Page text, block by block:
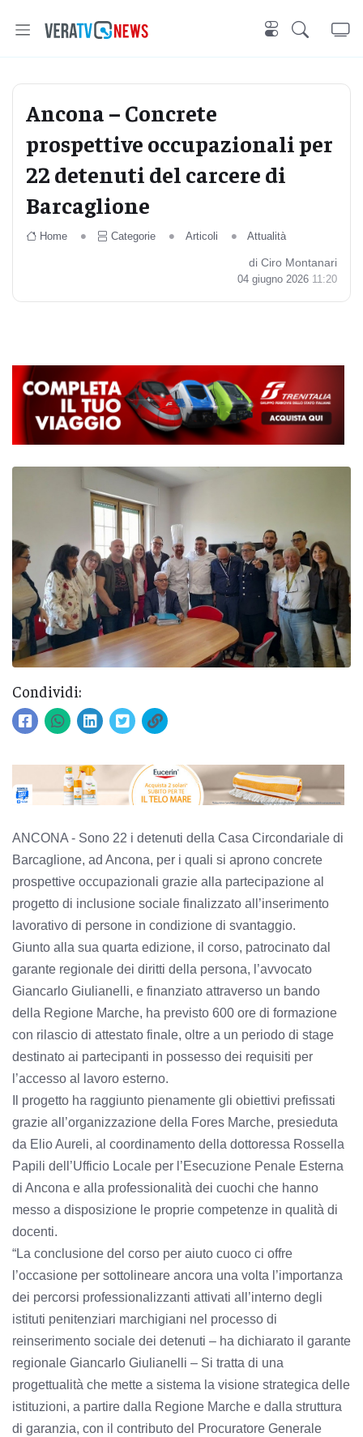
Ancona – Concrete
prospettive occupazionali per
22 detenuti del carcere di
Barcaglione
Home Categorie Articoli Attualità
di Ciro Montanari
04 giugno 2026 11:20
Condividi:
ANCONA - Sono 22 i detenuti della Casa Circondariale di
Barcaglione, ad Ancona, per i quali si aprono concrete
prospettive occupazionali grazie alla partecipazione al
progetto di inclusione sociale finalizzato all’inserimento
lavorativo di persone in condizione di svantaggio.
Giunto alla sua quarta edizione, il corso, patrocinato dal
garante regionale dei diritti della persona, l’avvocato
Giancarlo Giulianelli, e finanziato attraverso un bando
della Regione Marche, ha previsto 600 ore di formazione
con rilascio di attestato finale, oltre a un periodo di stage
destinato ai partecipanti in possesso dei requisiti per
l’accesso al lavoro esterno.
Il progetto ha raggiunto pienamente gli obiettivi prefissati
grazie all’organizzazione della Fores Marche, presieduta
da Elio Aureli, al coordinamento della dottoressa Rossella
Papili dell’Ufficio Locale per l’Esecuzione Penale Esterna
di Ancona e alla professionalità dei cuochi che hanno
messo a disposizione le proprie competenze in qualità di
docenti.
“La conclusione del corso per aiuto cuoco ci offre
l’occasione per sottolineare ancora una volta l’importanza
dei percorsi professionalizzanti attivati all’interno degli
istituti penitenziari marchigiani nel processo di
reinserimento sociale dei detenuti – ha dichiarato il garante
regionale Giancarlo Giulianelli – Si tratta di una
progettualità che mette a sistema la visione strategica delle
istituzioni, a partire dalla Regione Marche e dalla struttura
di garanzia, con il contributo del Procuratore Generale